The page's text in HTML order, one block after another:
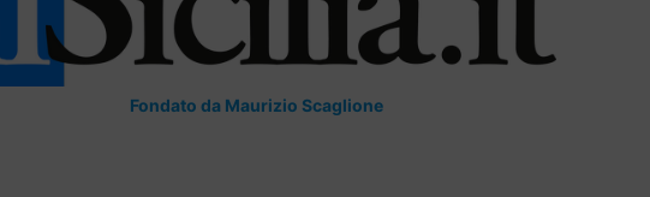
Fondato da Maurizio Scaglione